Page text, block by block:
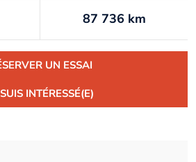
87 736 km
UN ESSAI
INTÉRESSÉ(E)